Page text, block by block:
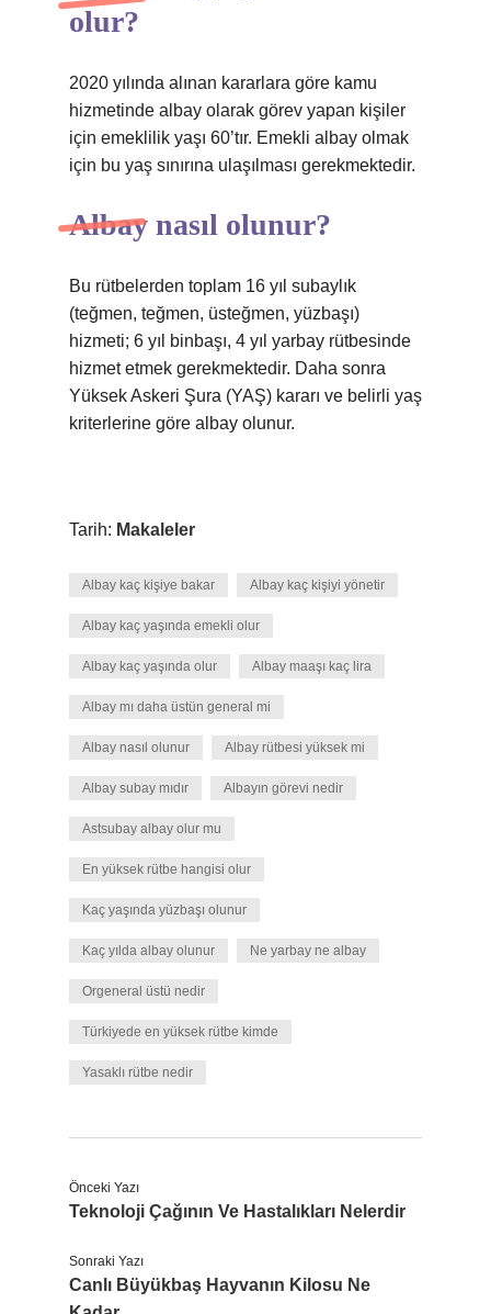
olur?
2020 yılında alınan kararlara göre kamu
hizmetinde albay olarak görev yapan kişiler
için emeklilik yaşı 60’tır. Emekli albay olmak
için bu yaş sınırına ulaşılması gerekmektedir.
Albay nasıl olunur?
Bu rütbelerden toplam 16 yıl subaylık
(teğmen, teğmen, üsteğmen, yüzbaşı)
hizmeti; 6 yıl binbaşı, 4 yıl yarbay rütbesinde
hizmet etmek gerekmektedir. Daha sonra
Yüksek Askeri Şura (YAŞ) kararı ve belirli yaş
kriterlerine göre albay olunur.
Tarih: Makaleler
Albay kaç kişiye bakar Albay kaç kişiyi yönetir
Albay kaç yaşında emekli olur
Albay kaç yaşında olur Albay maaşı kaç lira
Albay mı daha üstün general mi
Albay nasıl olunur Albay rütbesi yüksek mi
Albay subay mıdır Albayın görevi nedir
Astsubay albay olur mu
En yüksek rütbe hangisi olur
Kaç yaşında yüzbaşı olunur
Kaç yılda albay olunur Ne yarbay ne albay
Orgeneral üstü nedir
Türkiyede en yüksek rütbe kimde
Yasaklı rütbe nedir
Önceki Yazı
Teknoloji Çağının Ve Hastalıkları Nelerdir
Sonraki Yazı
Canlı Büyükbaş Hayvanın Kilosu Ne